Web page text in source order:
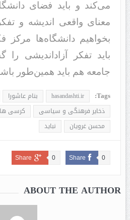
می‌کند و باید فضای
معنای واقعی اندیشه و
بخواهیم دانشگاه‌ها مرکز
باید تفکر آزاداندیشی
جامعه هم باید همین‌طور
Tags:
hasandashti.ir بنام عاشورا
ذخایر فرهنگی و سیاسی
کرسی
محسن غرویان
نباید
Share 0
Share 0
ABOUT THE AUTHOR